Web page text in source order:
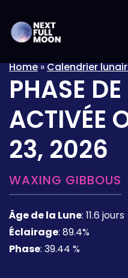
Home»Calendrier
PHASE
ACTIVÉE
23, 2026
WAXING GIBBOUS
Âge de la Lune: 11.6 jours
Éclairage: 89.4%
Phase: 39.44 %